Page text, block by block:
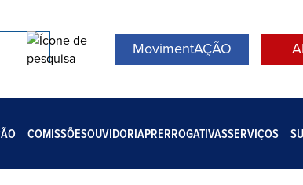
MovimentAÇÃO
COMISSÕESOUVIDORIAPRERROGATIVASSERVIÇOS